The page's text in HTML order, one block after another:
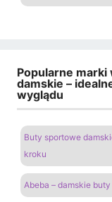
Popularne
damskie –
wyglądu
Buty sportowe
kroku
Abeba – damskie